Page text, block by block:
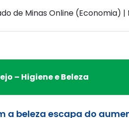
de Minas Online (Economia) |
– Higiene e Beleza
a beleza escapa do